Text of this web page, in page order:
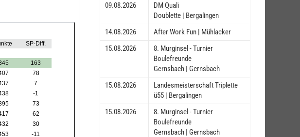
09.08.2026
DM Quali
Doublette | Bergalingen
14.08.2026
After Work Fun | Mühlacker
15.08.2026
8. Murginsel - Turnier
Boulefreunde
Gernsbach | Gernsbach
15.08.2026
Landesmeisterschaft Triplette
ü55 | Bergalingen
15.08.2026
8. Murginsel - Turnier
Boulefreunde
Gernsbach | Gernsbach